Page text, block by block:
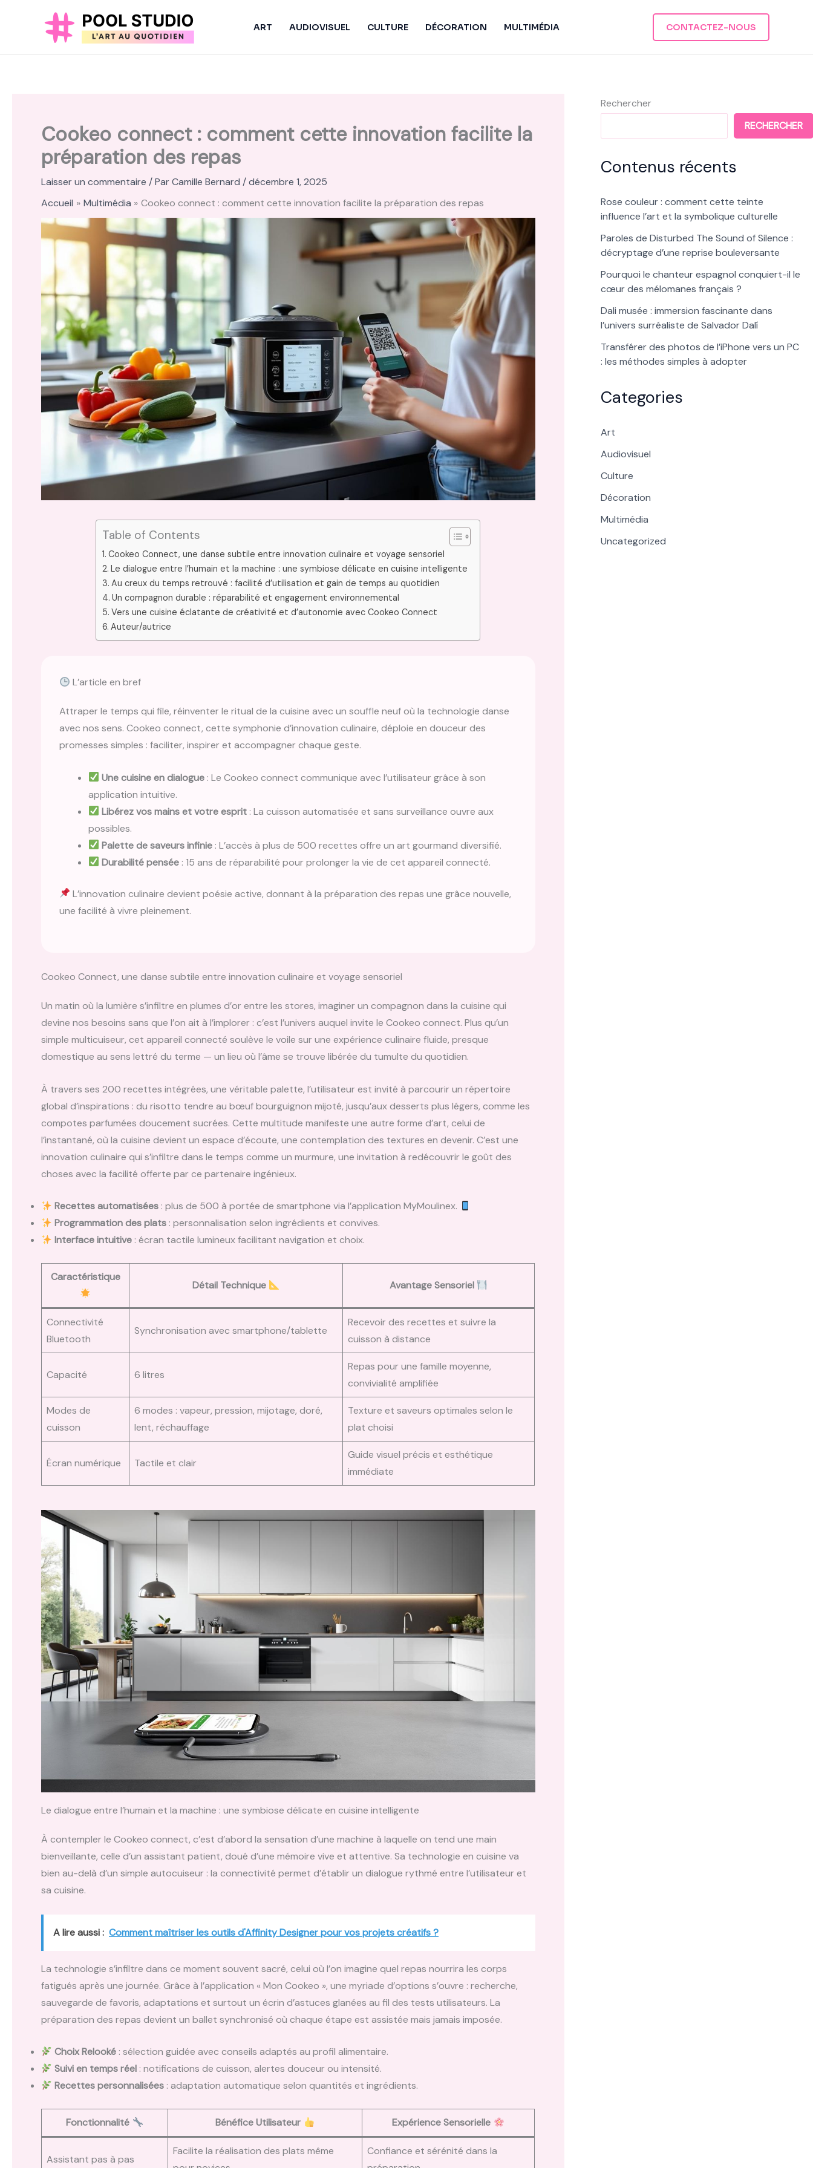
ART AUDIOVISUEL CULTURE DÉCORATION MULTIMÉDIA CONTACTEZ-NOUS
Cookeo connect : comment cette innovation facilite la
préparation des repas
Laisser un commentaire / ParCamille Bernard /décembre 1, 2025
Accueil
Multimédia Cookeo connect : comment cette innovation facilite la préparation des repas
Table of Contents
Cookeo Connect, une danse subtile entre innovation culinaire et voyage sensoriel
Le dialogue entre l’humain et la machine : une symbiose délicate en cuisine intelligente
Au creux du temps retrouvé : facilité d’utilisation et gain de temps au quotidien
Un compagnon durable : réparabilité et engagement environnemental
Vers une cuisine éclatante de créativité et d’autonomie avec Cookeo Connect
Auteur/autrice
L’article en bref
Attraper le temps qui file, réinventer le ritual de la cuisine avec un souffle neuf où la technologie danse
avec nos sens. Cookeo connect, cette symphonie d’innovation culinaire, déploie en douceur des
promesses simples : faciliter, inspirer et accompagner chaque geste.
Une cuisine en dialogue : Le Cookeo connect communique avec l’utilisateur grâce à son
application intuitive.
Libérez vos mains et votre esprit : La cuisson automatisée et sans surveillance ouvre aux
possibles.
Palette de saveurs infinie : L’accès à plus de 500 recettes offre un art gourmand diversifié.
Durabilité pensée : 15 ans de réparabilité pour prolonger la vie de cet appareil connecté.
L’innovation culinaire devient poésie active, donnant à la préparation des repas une grâce nouvelle,
une facilité à vivre pleinement.
Cookeo Connect, une danse subtile entre innovation culinaire et voyage sensoriel
Un matin où la lumière s’infiltre en plumes d’or entre les stores, imaginer un compagnon dans la cuisine qui
devine nos besoins sans que l’on ait à l’implorer : c’est l’univers auquel invite le Cookeo connect. Plus qu’un
simple multicuiseur, cet appareil connecté soulève le voile sur une expérience culinaire fluide, presque
domestique au sens lettré du terme — un lieu où l’âme se trouve libérée du tumulte du quotidien.
À travers ses 200 recettes intégrées, une véritable palette, l’utilisateur est invité à parcourir un répertoire
global d’inspirations : du risotto tendre au bœuf bourguignon mijoté, jusqu’aux desserts plus légers, comme les
compotes parfumées doucement sucrées. Cette multitude manifeste une autre forme d’art, celui de
l’instantané, où la cuisine devient un espace d’écoute, une contemplation des textures en devenir. C’est une
innovation culinaire qui s’infiltre dans le temps comme un murmure, une invitation à redécouvrir le goût des
choses avec la facilité offerte par ce partenaire ingénieux.
Recettes automatisées : plus de 500 à portée de smartphone via l’application MyMoulinex.
Programmation des plats : personnalisation selon ingrédients et convives.
Interface intuitive : écran tactile lumineux facilitant navigation et choix.
Caractéristique
Détail Technique Avantage Sensoriel
Connectivité
Bluetooth
Synchronisation avec smartphone/tablette
Recevoir des recettes et suivre la
cuisson à distance
Capacité 6 litres
Repas pour une famille moyenne,
convivialité amplifiée
Modes de
cuisson
6 modes : vapeur, pression, mijotage, doré,
lent, réchauffage
Texture et saveurs optimales selon le
plat choisi
Écran numérique Tactile et clair
Guide visuel précis et esthétique
immédiate
Le dialogue entre l’humain et la machine : une symbiose délicate en cuisine intelligente
À contempler le Cookeo connect, c’est d’abord la sensation d’une machine à laquelle on tend une main
bienveillante, celle d’un assistant patient, doué d’une mémoire vive et attentive. Sa technologie en cuisine va
bien au-delà d’un simple autocuiseur : la connectivité permet d’établir un dialogue rythmé entre l’utilisateur et
sa cuisine.
A lire aussi : Comment maîtriser les outils d'Affinity Designer pour vos projets créatifs ?
La technologie s’infiltre dans ce moment souvent sacré, celui où l’on imagine quel repas nourrira les corps
fatigués après une journée. Grâce à l’application « Mon Cookeo », une myriade d’options s’ouvre : recherche,
sauvegarde de favoris, adaptations et surtout un écrin d’astuces glanées au fil des tests utilisateurs. La
préparation des repas devient un ballet synchronisé où chaque étape est assistée mais jamais imposée.
Choix Relooké : sélection guidée avec conseils adaptés au profil alimentaire.
Suivi en temps réel : notifications de cuisson, alertes douceur ou intensité.
Recettes personnalisées : adaptation automatique selon quantités et ingrédients.
Fonctionnalité Bénéfice Utilisateur Expérience Sensorielle
Assistant pas à pas
Facilite la réalisation des plats même
Confiance et sérénité dans la
Rechercher
RECHERCHER
Contenus récents
Rose couleur : comment cette teinte
influence l’art et la symbolique culturelle
Paroles de Disturbed The Sound of Silence :
décryptage d’une reprise bouleversante
Pourquoi le chanteur espagnol conquiert-il le
cœur des mélomanes français ?
Dali musée : immersion fascinante dans
l’univers surréaliste de Salvador Dalí
Transférer des photos de l’iPhone vers un PC
: les méthodes simples à adopter
Categories
Art
Audiovisuel
Culture
Décoration
Multimédia
Uncategorized